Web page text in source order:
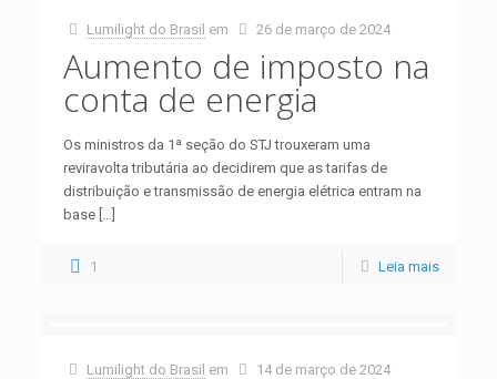
Lumilight do Brasil em 26 de março de 2024
Aumento de imposto na
conta de energia
Os ministros da 1ª seção do STJ trouxeram uma
reviravolta tributária ao decidirem que as tarifas de
distribuição e transmissão de energia elétrica entram na
base […]
1 Leia mais
Lumilight do Brasil em 14 de março de 2024